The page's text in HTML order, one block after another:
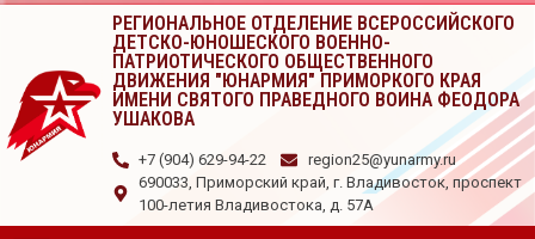
РЕГИОНАЛЬНОЕ ОТДЕЛЕНИЕ ВСЕРОССИЙСКОГО
ДЕТСКО-ЮНОШЕСКОГО ВОЕННО-
ПАТРИОТИЧЕСКОГО ОБЩЕСТВЕННОГО
ДВИЖЕНИЯ "ЮНАРМИЯ" ПРИМОРКОГО КРАЯ
ИМЕНИ СВЯТОГО ПРАВЕДНОГО ВОИНА ФЕОДОРА
УШАКОВА
+7 (904) 629-94-22
region25@yunarmy.ru
690033, Приморский край, г. Владивосток, проспект
100-летия Владивостока, д. 57А